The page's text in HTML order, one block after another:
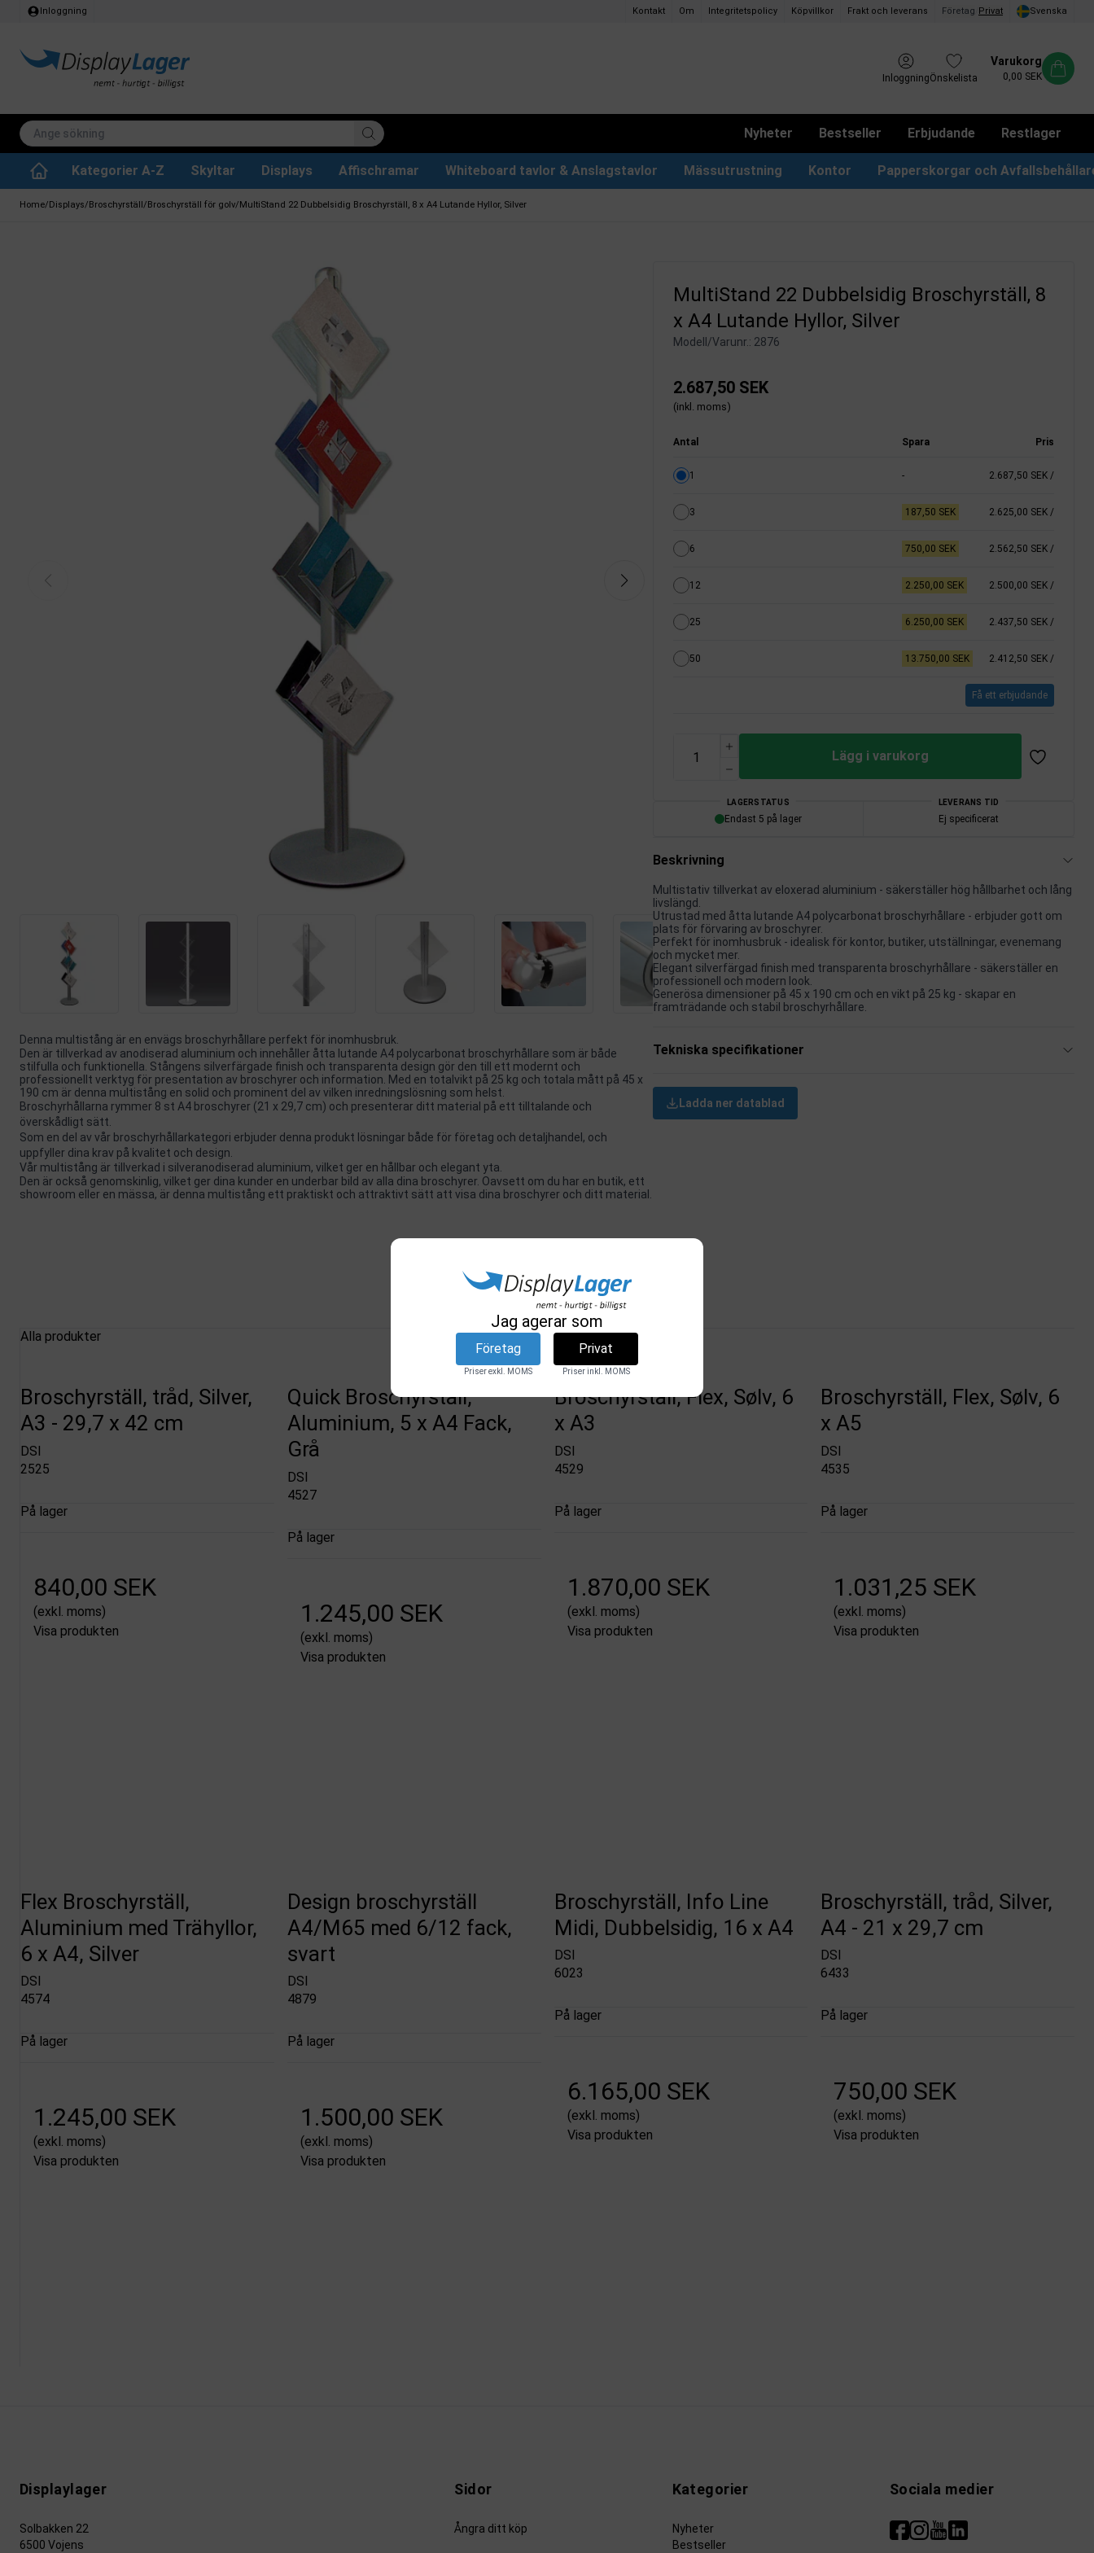
Inloggning Kontakt Om Integritetspolicy Köpvillkor Frakt och leverans Företag Privat Svenska
InloggningÖnskelista
Varukorg
0,00 SEK
Nyheter Bestseller Erbjudande Restlager
Kategorier A-Z Skyltar Displays Affischramar Whiteboard tavlor & Anslagstavlor Mässutrustning Kontor Papperskorgar och
Home/Displays/Broschyrställ/Broschyrställ för golv/MultiStand 22 Dubbelsidig Broschyrställ, 8 x A4 Lutande Hyllor, Silver
Denna multistång är en envägs broschyrhållare perfekt för inomhusbruk.
Den är tillverkad av anodiserad aluminium och innehåller åtta lutande A4 polycarbonat broschyrhållare som är både
stilfulla och funktionella. Stångens silverfärgade finish och transparenta design gör den till ett modernt och
professionellt verktyg för presentation av broschyrer och information. Med en totalvikt på 25 kg och totala mått på 45 x
190 cm är denna multistång en solid och prominent del av vilken inredningslösning som helst.
Broschyrhållarna rymmer 8 st A4 broschyrer (21 x 29,7 cm) och presenterar ditt material på ett tilltalande och
överskådligt sätt.
Som en del av vår broschyrhållarkategori erbjuder denna produkt lösningar både för företag och detaljhandel, och
uppfyller dina krav på kvalitet och design.
Vår multistång är tillverkad i silveranodiserad aluminium, vilket ger en hållbar och elegant yta.
Den är också genomskinlig, vilket ger dina kunder en underbar bild av alla dina broschyrer. Oavsett om du har en butik, ett
showroom eller en mässa, är denna multistång ett praktiskt och attraktivt sätt att visa dina broschyrer och ditt material.
MultiStand 22 Dubbelsidig Broschyrställ, 8
x A4 Lutande Hyllor, Silver
Modell/Varunr.: 2876
2.687,50 SEK
(inkl. moms)
Antal Spara Pris
1 - 2.687,50 SEK /
3 187,50 SEK 2.625,00 SEK /
6 750,00 SEK 2.562,50 SEK /
12 2.250,00 SEK 2.500,00 SEK /
25 6.250,00 SEK 2.437,50 SEK /
50 13.750,00 SEK 2.412,50 SEK /
Få ett erbjudande
Lägg i varukorg
LAGERSTATUS
Endast 5 på lager
LEVERANS TID
Ej specificerat
Beskrivning
Multistativ tillverkat av eloxerad aluminium - säkerställer hög hållbarhet och lång
livslängd.
Utrustad med åtta lutande A4 polycarbonat broschyrhållare - erbjuder gott om
plats för förvaring av broschyrer.
Perfekt för inomhusbruk - idealisk för kontor, butiker, utställningar, evenemang
och mycket mer.
Elegant silverfärgad finish med transparenta broschyrhållare - säkerställer en
professionell och modern look.
Generösa dimensioner på 45 x 190 cm och en vikt på 25 kg - skapar en
framträdande och stabil broschyrhållare.
Tekniska specifikationer
Ladda ner datablad
Relaterade produkter
Alla produkter
Broschyrställ, tråd, Silver,
A3 - 29,7 x 42 cm
DSI
2525
På lager
840,00 SEK
(exkl. moms)
Visa produkten
Quick Broschyrställ,
Aluminium, 5 x A4 Fack,
Grå
DSI
4527
På lager
1.245,00 SEK
(exkl. moms)
Visa produkten
Broschyrställ, Flex, Sølv, 6
x A3
DSI
4529
På lager
1.870,00 SEK
(exkl. moms)
Visa produkten
Broschyrställ, Flex, Sølv, 6
x A5
DSI
4535
På lager
1.031,25 SEK
(exkl. moms)
Visa produkten
Flex Broschyrställ,
Aluminium med Trähyllor,
6 x A4, Silver
DSI
4574
På lager
1.245,00 SEK
(exkl. moms)
Visa produkten
Design broschyrställ
A4/M65 med 6/12 fack,
svart
DSI
4879
På lager
1.500,00 SEK
(exkl. moms)
Visa produkten
Broschyrställ, Info Line
Midi, Dubbelsidig, 16 x A4
DSI
6023
På lager
6.165,00 SEK
(exkl. moms)
Visa produkten
Broschyrställ, tråd, Silver,
A4 - 21 x 29,7 cm
DSI
6433
På lager
750,00 SEK
(exkl. moms)
Visa produkten
Displaylager
Solbakken 22
6500 Vojens
Sidor
Ångra ditt köp
Kategorier
Nyheter
Bestseller
Sociala medier
Jag agerar som
Företag
Priser exkl. MOMS
Privat
Priser inkl. MOMS